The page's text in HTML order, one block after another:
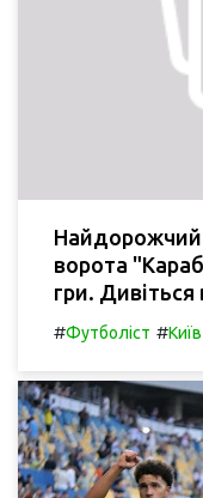
Найдорожчий
ворота
гри. Дивіться
#Футболіст #Київ